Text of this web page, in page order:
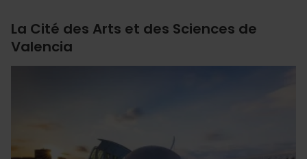
La Cité des Arts et des Sciences de
Valencia